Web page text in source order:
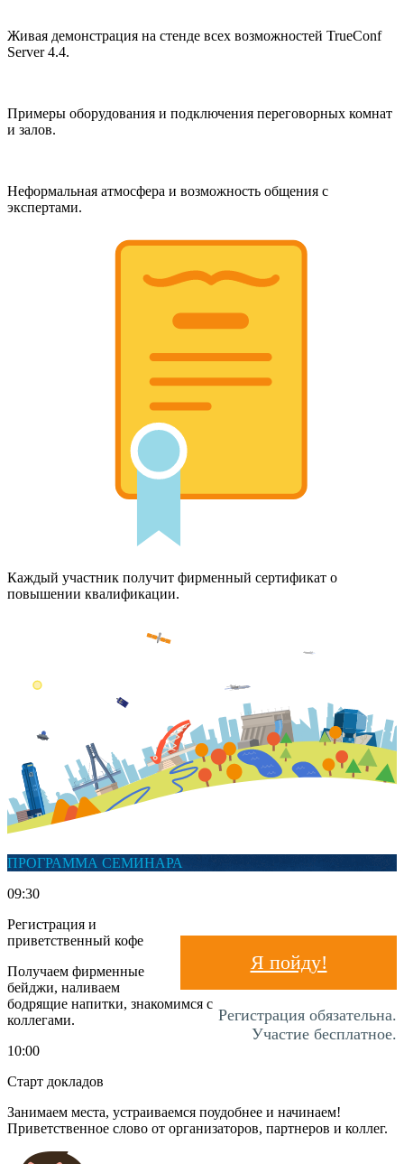
Живая демонстрация на стенде всех возможностей TrueConf
Server 4.4.
Примеры оборудования и подключения переговорных комнат
и залов.
Неформальная атмосфера и возможность общения с
экспертами.
Каждый участник получит фирменный сертификат о
повышении квалификации.
ПРОГРАММА СЕМИНАРА
Я пойду!
Регистрация обязательна.
Участие бесплатное.
09:30
Регистрация и
приветственный кофе
Получаем фирменные
бейджи, наливаем
бодрящие напитки, знакомимся с
коллегами.
10:00
Старт докладов
Занимаем места, устраиваемся поудобнее и начинаем!
Приветственное слово от организаторов, партнеров и коллег.